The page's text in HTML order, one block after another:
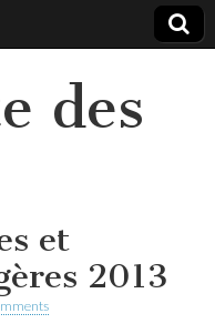
des
et
2013